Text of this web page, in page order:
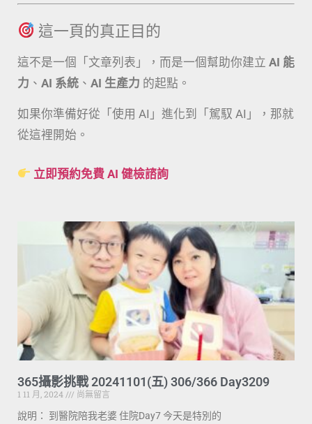
這一頁的真正目的
這不是一個「文章列表」，而是一個幫助你建立 AI 能
力 、 AI 系統 、 AI 生產力 的起點。
如果你準備好從「使用 AI」進化到「駕馭 AI」，那就
從這裡開始。
立即預約免費 AI 健檢諮詢
365攝影挑戰 20241101(五) 306/366 Day3209
1 11 月, 2024
尚無留言
說明： 到醫院陪我老婆 住院Day7 今天是特別的